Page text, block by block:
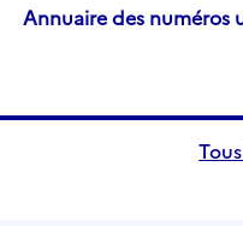
Annuaire des numéros